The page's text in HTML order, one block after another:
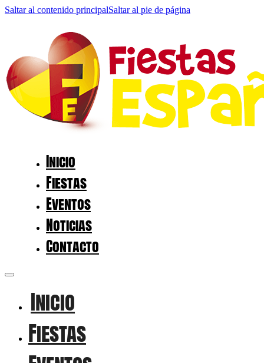
Saltar al contenido principalSaltar al pie de página
Inicio
Fiestas
Eventos
Noticias
Contacto
Inicio
Fiestas